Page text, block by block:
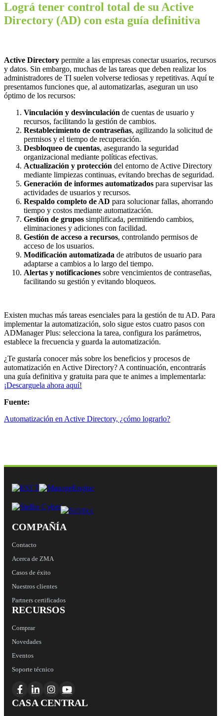
Lográ tener control total de su Active
Directory (AD) con esta guía definitiva
Active Directory permite a las empresas conectar usuarios, recursos
y datos. Sin embargo, muchas de las tareas que deben realizar los
administradores de TI suelen volverse tediosas y repetitivas. Aquí te
presentamos funciones que, al automatizarlas, aseguran un uso
óptimo de los recursos:
Vinculación y desvinculación de cuentas de usuario y
recursos, facilitando la gestión de cambios.
Restablecimiento de contraseñas, agilizando la solicitud de
permisos y el tiempo de recuperación.
Desbloqueo de cuentas, asegurando la seguridad
organizacional mediante políticas efectivas.
Actualización y protección del entorno de Active Directory
mediante limpiezas continuas, evitando brechas de seguridad.
Generación de informes automatizados para supervisar las
actividades de usuarios y recursos.
Respaldo completo de AD para solucionar fallas, ahorrando
tiempo y costos mediante automatización.
Gestión de grupos simplificada, permitiendo cambios,
eliminaciones y adiciones con facilidad.
Gestión de acceso a recursos, controlando permisos de
acceso de los usuarios.
Modificación automatizada de atributos de usuario para
adaptarse a cambios a lo largo del tiempo.
Alertas y notificaciones sobre vencimientos de contraseñas,
facilitando su gestión y evitando bloqueos.
Existen muchas más tareas esenciales para la gestión de tu AD. Para
implementar la automatización, solo sigue estos cuatro pasos con
ADManager Plus: selecciona la tarea, configura los parámetros,
establece la frecuencia y guarda la automatización.
¿Te gustaría conocer más sobre los beneficios y procesos de
automatización en Active Directory? A continuación, encontrarás
una guía definitiva y gratuita para que te animes a implementarla:
¡Descarguela ahora aquí!
Fuente:
Automatización en Active Directory, ¿cómo lograrlo?
COMPAÑÍA
Contacto
Acerca de ZMA
Casos de éxito
Nuestros clientes
Partners certificados
RECURSOS
Comprar
Novedades
Eventos
Soporte técnico
CASA CENTRAL